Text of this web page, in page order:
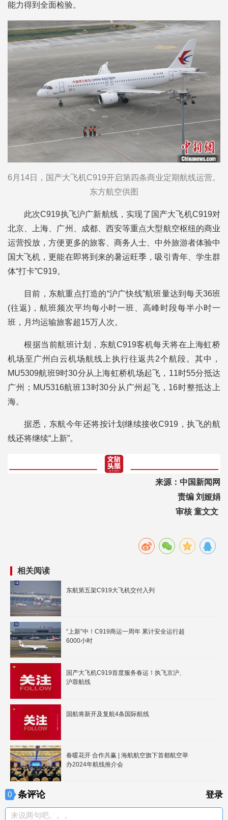
能力得到全面检验。
6月14日，国产大飞机C919开启第四条商业定期航线运营。
东方航空供图
此次C919执飞沪广新航线，实现了国产大飞机C919对
北京、上海、广州、成都、西安等重点大型航空枢纽的商业
运营投放，方便更多的旅客、商务人士、中外旅游者体验中
国大飞机，更能在即将到来的暑运旺季，吸引青年、学生群
体“打卡”C919。
目前，东航重点打造的“沪广快线”航班量达到每天36班
(往返)，航班频次平均每小时一班、高峰时段每半小时一
班，月均运输旅客超15万人次。
根据当前航班计划，东航C919客机每天将在上海虹桥
机场至广州白云机场航线上执行往返共2个航段。其中，
MU5309航班9时30分从上海虹桥机场起飞，11时55分抵达
广州；MU5316航班13时30分从广州起飞，16时整抵达上
海。
据悉，东航今年还将按计划继续接收C919，执飞的航
线还将继续“上新”。
来源：中国新闻网
责编 刘娅娟
审核 童文文
相关阅读
东航第五架C919大飞机交付入列
“上新”中！C919商运一周年 累计安全运行超
6000小时
国产大飞机C919首度服务春运！执飞京沪、
沪蓉航线
国航将新开及复航4条国际航线
春暖花开 合作共赢 | 海航航空旗下首都航空举
办2024年航线推介会
0 条评论 登录
来说两句吧。。。